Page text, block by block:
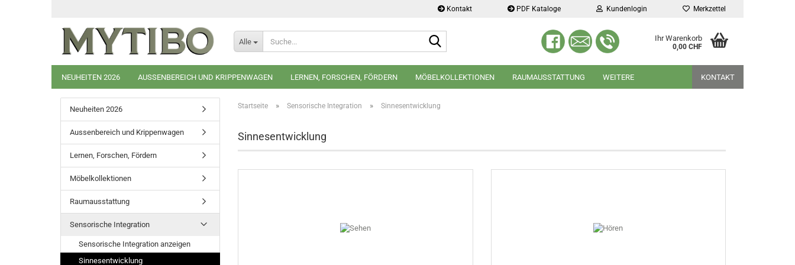
Kontakt PDF Kataloge Kundenlogin Merkzettel
Alle Ihr Warenkorb
0,00 CHF
NEUHEITEN 2026 AUSSENBEREICH UND KRIPPENWAGEN LERNEN, FORSCHEN, FÖRDERN MÖBELKOLLEKTIONEN RAUMAUSSTATTUNG KONTAKT
WEITERE
Startseite » Sensorische Integration » Sinnesentwicklung
Sinnesentwicklung
Neuheiten 2026
Aussenbereich und Krippenwagen
Lernen, Forschen, Fördern
Möbelkollektionen
Raumausstattung
Sensorische Integration
Sensorische Integration anzeigen
Sinnesentwicklung